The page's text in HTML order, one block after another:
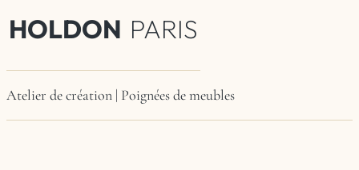
HOLDON PARIS
Atelier de création | Poignées de meubles